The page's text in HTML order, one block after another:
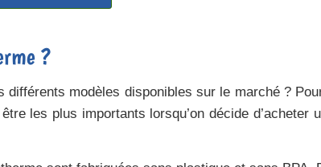
?
différents modèles disponibles sur le marché ?
les plus importants lorsqu’on décide d’acheter